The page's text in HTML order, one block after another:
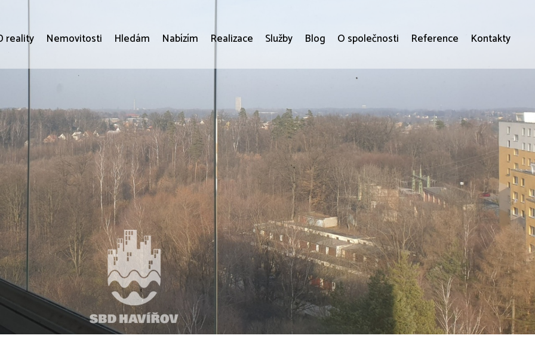
reality Nemovitosti Hledám Nabízím Realizace Služby Blog O společnosti Reference Kontakty